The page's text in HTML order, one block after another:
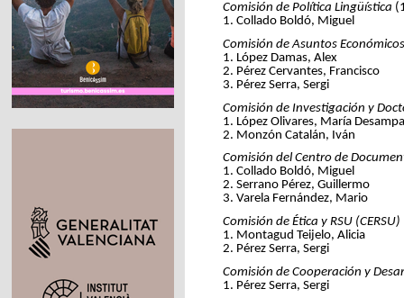
Comisión de Política Lingüística
1. Collado Boldó, Miguel
Comisión de Asuntos
1. López Damas, Alex
2. Pérez Cervantes, Francisco
3. Pérez Serra, Sergi
Comisión de Investigación y
1. López Olivares, María
2. Monzón Catalán, Iván
Comisión del Centro de
1. Collado Boldó, Miguel
2. Serrano Pérez, Guillermo
3. Varela Fernández, Mario
Comisión de Ética y RSU (CERSU)
1. Montagud Teijelo, Alicia
2. Pérez Serra, Sergi
Comisión de Cooperación y
1. Pérez Serra, Sergi